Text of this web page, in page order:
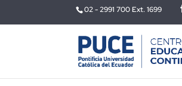
02 - 2991 700 Ext. 1699